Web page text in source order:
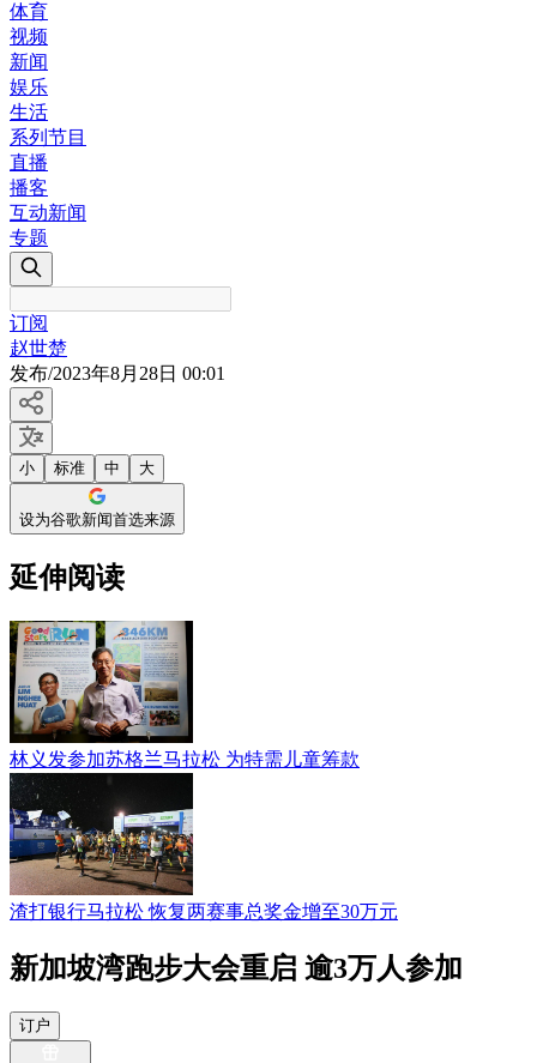
体育
视频
新闻
娱乐
生活
系列节目
直播
播客
互动新闻
专题
订阅
赵世楚
发布/2023年8月28日 00:01
小 标准 中 大
设为谷歌新闻首选来源
延伸阅读
林义发参加苏格兰马拉松 为特需儿童筹款
渣打银行马拉松 恢复两赛事总奖金增至30万元
新加坡湾跑步大会重启 逾3万人参加
订户